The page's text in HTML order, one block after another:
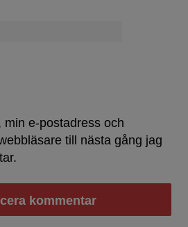
min e-postadress och
till nästa gång jag